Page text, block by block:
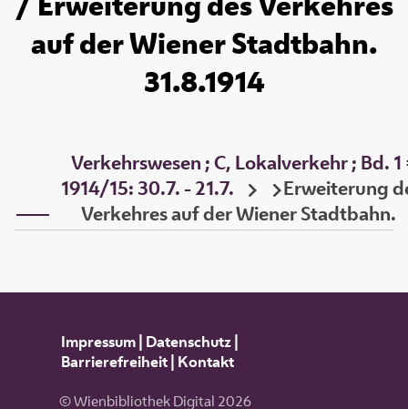
auf der Wiener Stadtbahn.
31.8.1914
Verkehrswesen ; C, Lokalverkehr ; Bd. 1
1914/15: 30.7. - 21.7.
Erweiterung
Verkehres auf der Wiener Stadtbahn.
Impressum| Datenschutz|
Barrierefreiheit| Kontakt
© Wienbibliothek Digital 2026